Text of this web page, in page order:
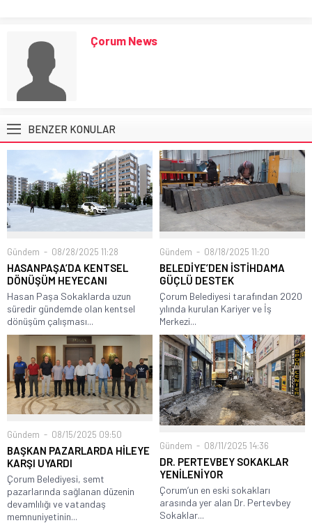
Çorum News
BENZER KONULAR
Gündem 08/28/2025 11:28
HASANPAŞA’DA KENTSEL
DÖNÜŞÜM HEYECANI
Hasan Paşa Sokaklarda uzun
süredir gündemde olan kentsel
dönüşüm çalışması...
Gündem 08/18/2025 11:20
BELEDİYE’DEN İSTİHDAMA
GÜÇLÜ DESTEK
Çorum Belediyesi tarafından 2020
yılında kurulan Kariyer ve İş
Merkezi...
Gündem 08/15/2025 09:50
BAŞKAN PAZARLARDA HİLEYE
KARŞI UYARDI
Çorum Belediyesi, semt
pazarlarında sağlanan düzenin
devamlılığı ve vatandaş
memnuniyetinin...
Gündem 08/11/2025 14:36
DR. PERTEVBEY SOKAKLAR
YENİLENİYOR
Çorum’un en eski sokakları
arasında yer alan Dr. Pertevbey
Sokaklar...